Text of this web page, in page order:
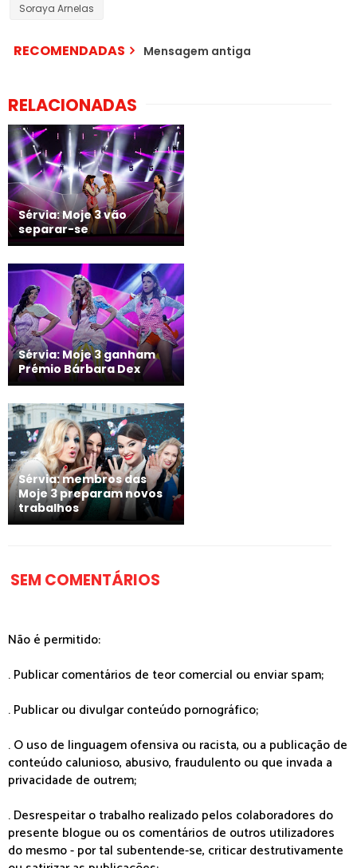
Soraya Arnelas
RECOMENDADAS Mensagem antiga
RELACIONADAS
Sérvia: Moje 3 vão
separar-se
Sérvia: Moje 3 ganham
Prémio Bárbara Dex
Sérvia: membros das
Moje 3 preparam novos
trabalhos
SEM COMENTÁRIOS
Não é permitido:
. Publicar comentários de teor comercial ou enviar spam;
. Publicar ou divulgar conteúdo pornográfico;
. O uso de linguagem ofensiva ou racista, ou a publicação de
conteúdo calunioso, abusivo, fraudulento ou que invada a
privacidade de outrem;
. Desrespeitar o trabalho realizado pelos colaboradores do
presente blogue ou os comentários de outros utilizadores
do mesmo - por tal subentende-se, criticar destrutivamente